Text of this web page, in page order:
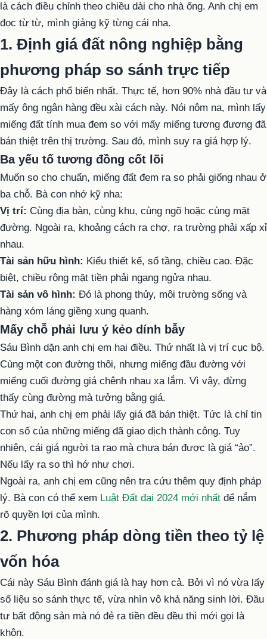
là cách điều chỉnh theo chiều dài cho nhà ống. Anh chị em
đọc từ từ, mình giảng kỹ từng cái nha.
1. Định giá đất nông nghiệp bằng
phương pháp so sánh trực tiếp
Đây là cách phổ biến nhất. Thực tế, hơn 90% nhà đầu tư và
mấy ông ngân hàng đều xài cách này. Nói nôm na, mình lấy
miếng đất tính mua đem so với mấy miếng tương đương đã
bán thiệt trên thị trường. Sau đó, mình suy ra giá hợp lý.
Ba yếu tố tương đồng cốt lõi
Muốn so cho chuẩn, miếng đất đem ra so phải giống nhau ở
ba chỗ. Bà con nhớ kỹ nha:
Vị trí: Cùng địa bàn, cùng khu, cùng ngõ hoặc cùng mặt
đường. Ngoài ra, khoảng cách ra chợ, ra trường phải xấp xỉ
nhau.
Tài sản hữu hình: Kiểu thiết kế, số tầng, chiều cao. Đặc
biệt, chiều rộng mặt tiền phải ngang ngửa nhau.
Tài sản vô hình: Đó là phong thủy, môi trường sống và
hàng xóm láng giềng xung quanh.
Mấy chỗ phải lưu ý kẻo dính bẫy
Sáu Bình dặn anh chị em hai điều. Thứ nhất là vị trí cục bộ.
Cùng một con đường thôi, nhưng miếng đầu đường với
miếng cuối đường giá chênh nhau xa lắm. Vì vậy, đừng
thấy cùng đường mà tưởng bằng giá.
Thứ hai, anh chị em phải lấy giá đã bán thiệt. Tức là chỉ tin
con số của những miếng đã giao dịch thành công. Tuy
nhiên, cái giá người ta rao mà chưa bán được là giá “ảo”.
Nếu lấy ra so thì hớ như chơi.
Ngoài ra, anh chị em cũng nên tra cứu thêm quy định pháp
lý. Bà con có thể xem Luật Đất đai 2024 mới nhất để nắm
rõ quyền lợi của mình.
2. Phương pháp dòng tiền theo tỷ lệ
vốn hóa
Cái này Sáu Bình đánh giá là hay hơn cả. Bởi vì nó vừa lấy
số liệu so sánh thực tế, vừa nhìn vô khả năng sinh lời. Đầu
tư bất động sản mà nó đẻ ra tiền đều đều thì mới gọi là
khôn.